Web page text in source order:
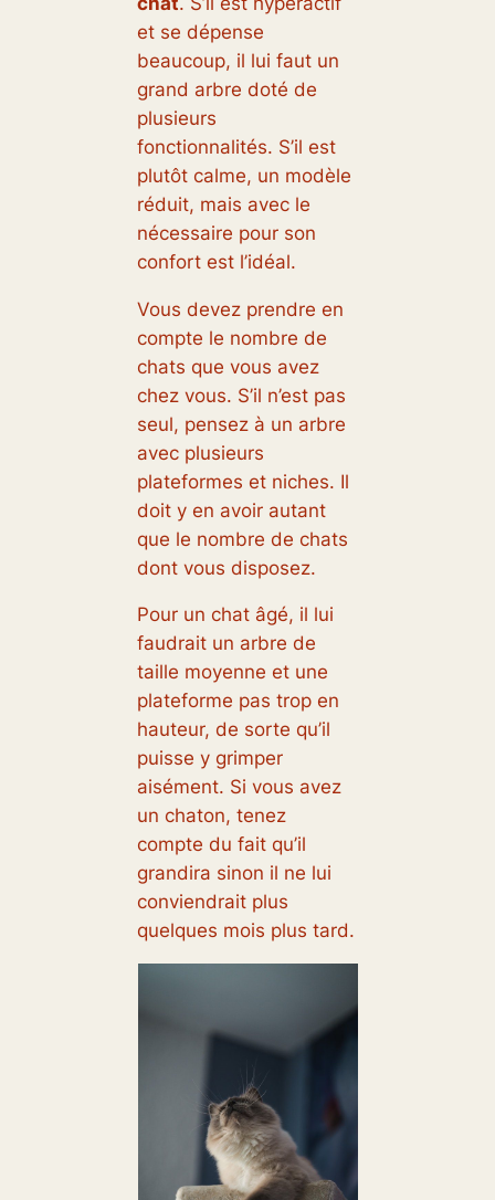
et se dépense
beaucoup, il lui faut un
grand arbre doté de
plusieurs
fonctionnalités. S’il est
plutôt calme, un modèle
réduit, mais avec le
nécessaire pour son
confort est l’idéal.
Vous devez prendre en
compte le nombre de
chats que vous avez
chez vous. S’il n’est pas
seul, pensez à un arbre
avec plusieurs
plateformes et niches. Il
doit y en avoir autant
que le nombre de chats
dont vous disposez.
Pour un chat âgé, il lui
faudrait un arbre de
taille moyenne et une
plateforme pas trop en
hauteur, de sorte qu’il
puisse y grimper
aisément. Si vous avez
un chaton, tenez
compte du fait qu’il
grandira sinon il ne lui
conviendrait plus
quelques mois plus tard.